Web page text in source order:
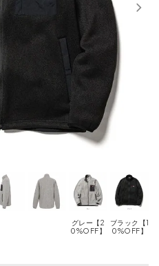
グレー【2
0%OFF】
ブラック【1
0%OFF】